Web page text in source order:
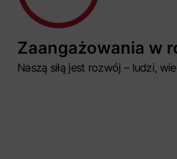
Zaangażowania w
Naszą siłą jest rozwój – ludzi,